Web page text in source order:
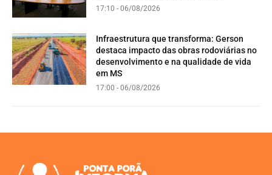
17:10 - 06/08/2026
Infraestrutura que transforma: Gerson
destaca impacto das obras rodoviárias no
desenvolvimento e na qualidade de vida
em MS
17:00 - 06/08/2026